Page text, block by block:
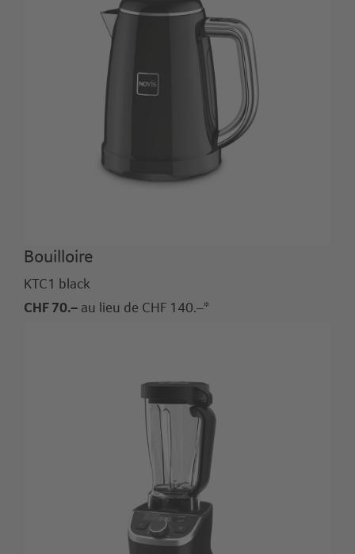
Bouilloire
KTC1 black
CHF 70.– au lieu de CHF 140.–*